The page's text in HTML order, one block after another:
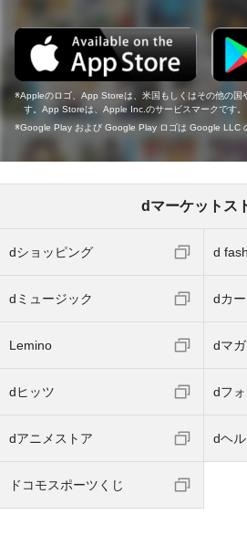
Appleのロゴ、App Storeは、米国もしくはその他の
す。App Storeは、Apple Inc.のサービスマークです。
Google Play および Google Play ロゴは Google LLC
dマーケットス
dショッピング d
dミュージック dカ
Lemino dマ
dヒッツ dフォ
dアニメストア dヘ
ドコモスポーツくじ